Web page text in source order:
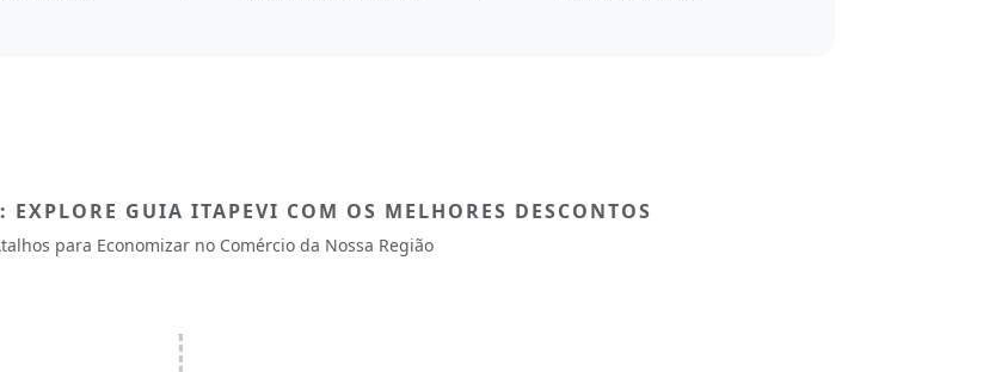
GUIA ITAPEVI COM OS MELHORES DESCONTOS
para Economizar no Comércio da Nossa Região